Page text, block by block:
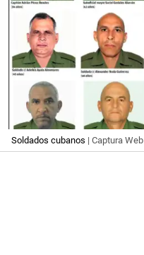
Soldados cubanos | Captura Web